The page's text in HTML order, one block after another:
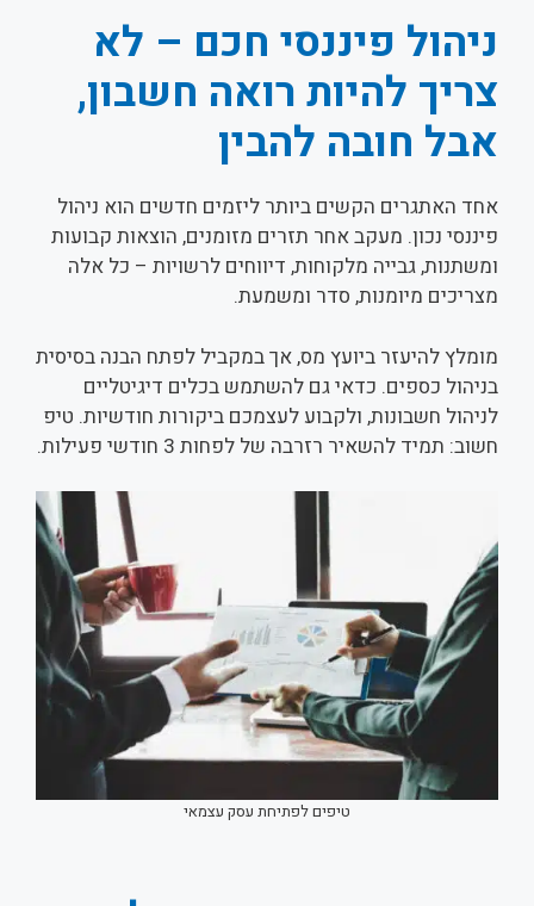
ניהול פיננסי חכם – לא
צריך להיות רואה חשבון,
אבל חובה להבין
אחד האתגרים הקשים ביותר ליזמים חדשים הוא ניהול
פיננסי נכון. מעקב אחר תזרים מזומנים, הוצאות קבועות
ומשתנות, גבייה מלקוחות, דיווחים לרשויות – כל אלה
מצריכים מיומנות, סדר ומשמעת.
מומלץ להיעזר ביועץ מס, אך במקביל לפתח הבנה בסיסית
בניהול כספים. כדאי גם להשתמש בכלים דיגיטליים
לניהול חשבונות, ולקבוע לעצמכם ביקורות חודשיות. טיפ
חשוב: תמיד להשאיר רזרבה של לפחות 3 חודשי פעילות.
טיפים לפתיחת עסק עצמאי